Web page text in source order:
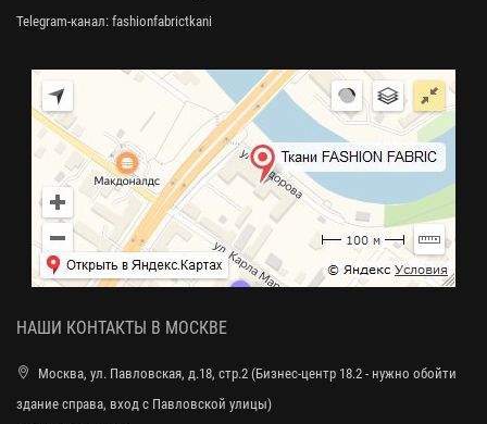
Telegram-канал: fashionfabrictkani
НАШИ КОНТАКТЫ В МОСКВЕ
Москва, ул. Павловская, д.18, стр.2 (Бизнес-центр 18.2 - нужно обойти
здание справа, вход с Павловской улицы)